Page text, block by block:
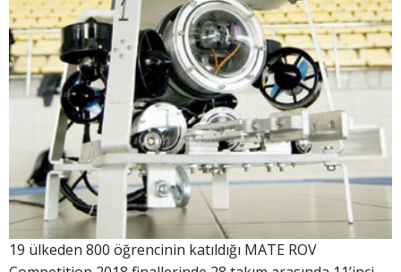
19 ülkeden 800 öğrencinin katıldığı MATE ROV